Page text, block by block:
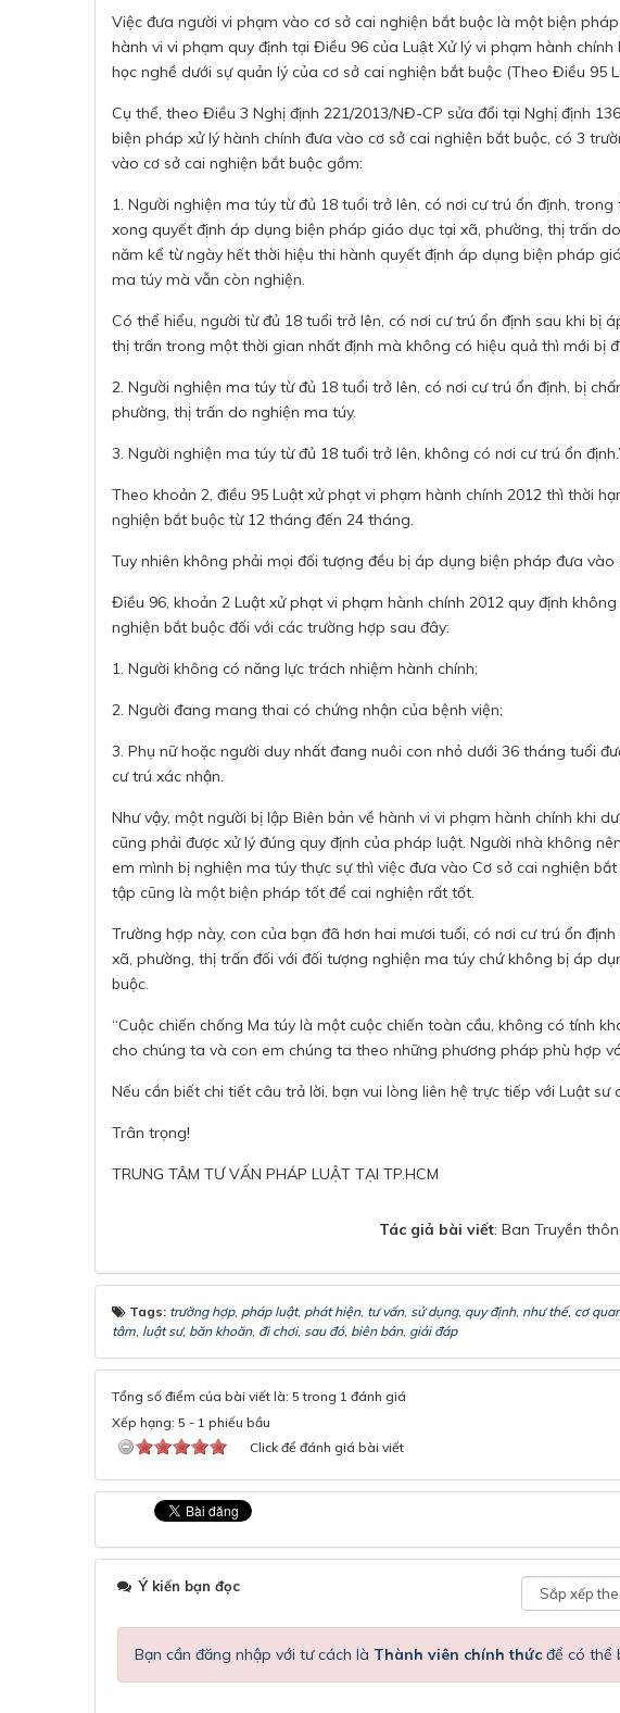
Việc đưa người vi phạm vào cơ sở cai nghiện bắt buộc là một biện
hành vi vi phạm quy định tại Điều 96 của Luật Xử lý vi phạm hành
học nghề dưới sự quản lý của cơ sở cai nghiện bắt buộc (Theo Điều 95
Cụ thể, theo Điều 3 Nghị định 221/2013/NĐ-CP sửa đổi tại Nghị định
biện pháp xử lý hành chính đưa vào cơ sở cai nghiện bắt buộc, có 3
vào cơ sở cai nghiện bắt buộc gồm:
1. Người nghiện ma túy từ đủ 18 tuổi trở lên, có nơi cư trú ổn định,
xong quyết định áp dụng biện pháp giáo dục tại xã, phường, thị trấn
năm kể từ ngày hết thời hiệu thi hành quyết định áp dụng biện pháp
ma túy mà vẫn còn nghiện.
Có thể hiểu, người từ đủ 18 tuổi trở lên, có nơi cư trú ổn định sau khi bị
thị trấn trong một thời gian nhất định mà không có hiệu quả thì mới bị
2. Người nghiện ma túy từ đủ 18 tuổi trở lên, có nơi cư trú ổn định, bị
phường, thị trấn do nghiện ma túy.
3. Người nghiện ma túy từ đủ 18 tuổi trở lên, không có nơi cư trú ổn
Theo khoản 2, điều 95 Luật xử phạt vi phạm hành chính 2012 thì thời
nghiện bắt buộc từ 12 tháng đến 24 tháng.
Tuy nhiên không phải mọi đối tượng đều bị áp dụng biện pháp đưa vào
Điều 96, khoản 2 Luật xử phạt vi phạm hành chính 2012 quy định
nghiện bắt buộc đối với các trường hợp sau đây:
1. Người không có năng lực trách nhiệm hành chính;
2. Người đang mang thai có chứng nhận của bệnh viện;
3. Phụ nữ hoặc người duy nhất đang nuôi con nhỏ dưới 36 tháng tuổi
cư trú xác nhận.
Như vậy, một người bị lập Biên bản về hành vi vi phạm hành chính khi
cũng phải được xử lý đúng quy định của pháp luật. Người nhà không
em mình bị nghiện ma túy thực sự thì việc đưa vào Cơ sở cai nghiện
tập cũng là một biện pháp tốt để cai nghiện rất tốt.
Trường hợp này, con của bạn đã hơn hai mươi tuổi, có nơi cư trú ổn
xã, phường, thị trấn đối với đối tượng nghiện ma túy chứ không bị áp
buộc.
“Cuộc chiến chống Ma túy là một cuộc chiến toàn cầu, không có tính
cho chúng ta và con em chúng ta theo những phương pháp phù hợp
Nếu cần biết chi tiết câu trả lời, bạn vui lòng liên hệ trực tiếp với Luật sư
Trân trọng!
TRUNG TÂM TƯ VẤN PHÁP LUẬT TẠI TP.HCM
Tác giả bài viết: Ban Truyền
Tags: trường hợp, pháp luật, phát hiện, tư vấn, sử dụng, quy định, như thế, cơ
tâm, luật sư, băn khoăn, đi chơi, sau đó, biên bản, giải đáp
Tổng số điểm của bài viết là: 5 trong 1 đánh giá
Xếp hạng: 5 - 1 phiếu bầu
Click để đánh giá bài viết
Ý kiến bạn đọc
Bạn cần đăng nhập với tư cách là Thành viên chính thức để có thể